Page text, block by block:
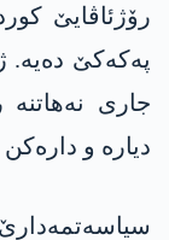
رۆژئاڤایێ
پەکەکێ دەیە.
جاری نەھاتنە
دیارە و